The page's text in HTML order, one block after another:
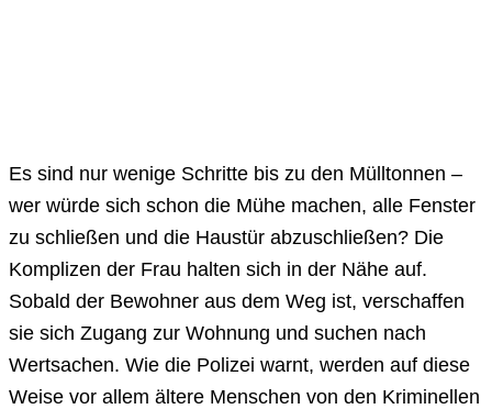
Es sind nur wenige Schritte bis zu den Mülltonnen –
wer würde sich schon die Mühe machen, alle Fenster
zu schließen und die Haustür abzuschließen? Die
Komplizen der Frau halten sich in der Nähe auf.
Sobald der Bewohner aus dem Weg ist, verschaffen
sie sich Zugang zur Wohnung und suchen nach
Wertsachen. Wie die Polizei warnt, werden auf diese
Weise vor allem ältere Menschen von den Kriminellen